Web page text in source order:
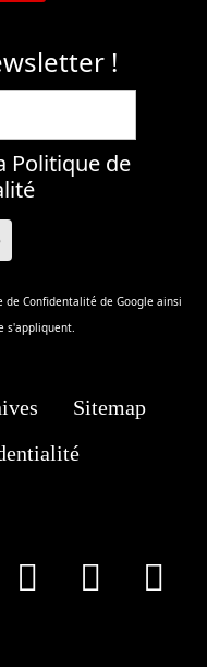
!
Politique de
de Confidentalité de Google ainsi
s'appliquent.
Sitemap
Youtube
Tik Tok